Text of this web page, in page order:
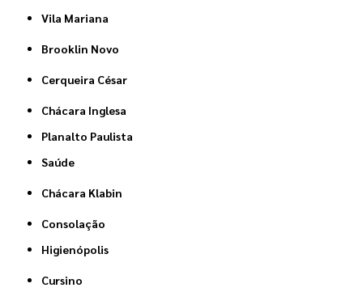
Vila Mariana
Brooklin Novo
Cerqueira César
Chácara Inglesa
Planalto Paulista
Saúde
Chácara Klabin
Consolação
Higienópolis
Cursino